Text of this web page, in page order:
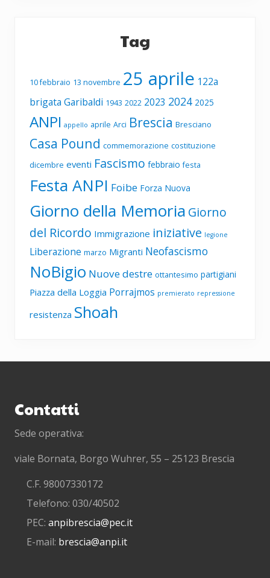
Tag
10 febbraio 13 novembre 25 aprile 122a
brigata Garibaldi 1943 2022 2023 2024 2025
ANPI appello aprile Arci Brescia Bresciano
Casa Pound commemorazione costituzione
dicembre eventi Fascismo febbraio festa
Festa ANPI Foibe Forza Nuova
Giorno della Memoria Giorno
del Ricordo Immigrazione iniziative legione
Liberazione marzo Migranti Neofascismo
NoBigio Nuove destre ottantesimo partigiani
Piazza della Loggia Porrajmos premierato repressione
resistenza Shoah
Contatti
Sede operativa:
viale Bornata, Borgo Wuhrer, 55 – 25123 Brescia
C.F. 98007330172
Telefono: 030/40502
PEC: anpibrescia@pec.it
E-mail: brescia@anpi.it